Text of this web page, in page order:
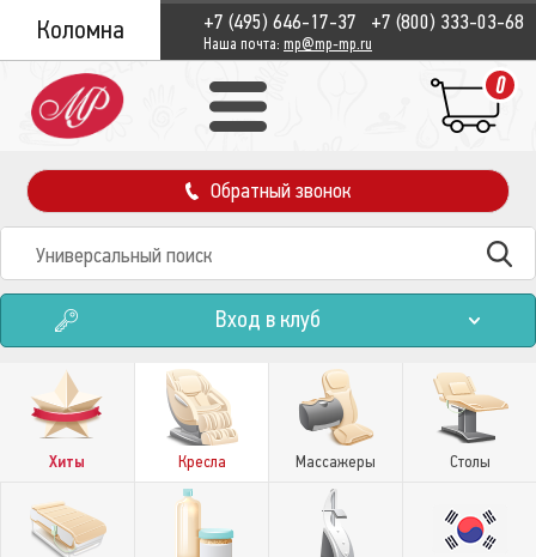
Коломна +7 (495) 646-17-37 +7 (800) 333-03-68
Наша почта: mp@mp-mp.ru
0
Обратный звонок
Вход в клуб
Хиты Кресла Массажеры Столы